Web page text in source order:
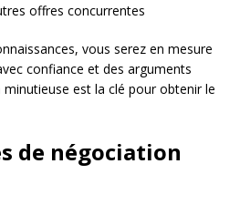
offres concurrentes
vous serez en mesure
confiance et des arguments
est la clé pour obtenir le
de négociation